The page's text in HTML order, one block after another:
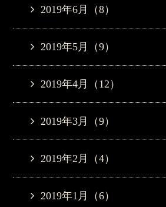
2019年6月（8）
2019年5月（9）
2019年4月（12）
2019年3月（9）
2019年2月（4）
2019年1月（6）